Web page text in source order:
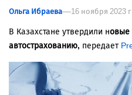
Ольга Ибраева 16 ноября 2023
В Казахстане утвердили новые
автострахованию, передает